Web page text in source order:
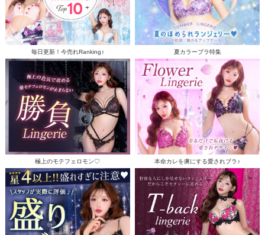
毎日更新！今売れRanking♪ 夏カラーブラ特集
極上のモテフェロモン♡ 本命カレを虜にする愛されブラ♪